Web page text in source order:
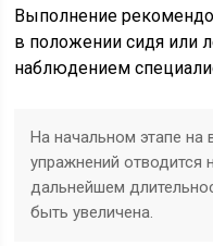
Выполнение
в положении сидя или
наблюдением
На начальном этапе
упражнений отводится
дальнейшем
быть увеличена.